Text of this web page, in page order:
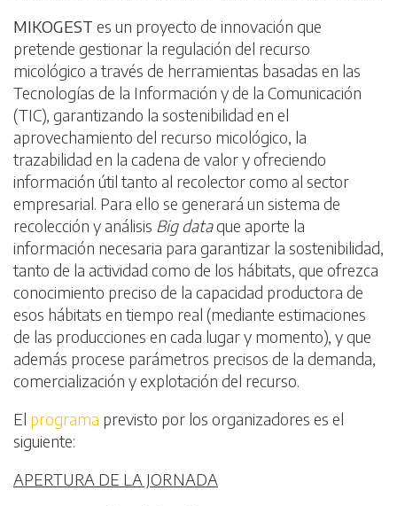
MIKOGEST es un proyecto de innovación que
pretende gestionar la regulación del recurso
micológico a través de herramientas basadas en las
Tecnologías de la Información y de la Comunicación
(TIC), garantizando la sostenibilidad en el
aprovechamiento del recurso micológico, la
trazabilidad en la cadena de valor y ofreciendo
información útil tanto al recolector como al sector
empresarial. Para ello se generará un sistema de
recolección y análisis Big dataque aporte la
información necesaria para garantizar la sostenibilidad,
tanto de la actividad como de los hábitats, que ofrezca
conocimiento preciso de la capacidad productora de
esos hábitats en tiempo real (mediante estimaciones
de las producciones en cada lugar y momento), y que
además procese parámetros precisos de la demanda,
comercialización y explotación del recurso.
El programa previsto por los organizadores es el
siguiente:
APERTURA DE LA JORNADA